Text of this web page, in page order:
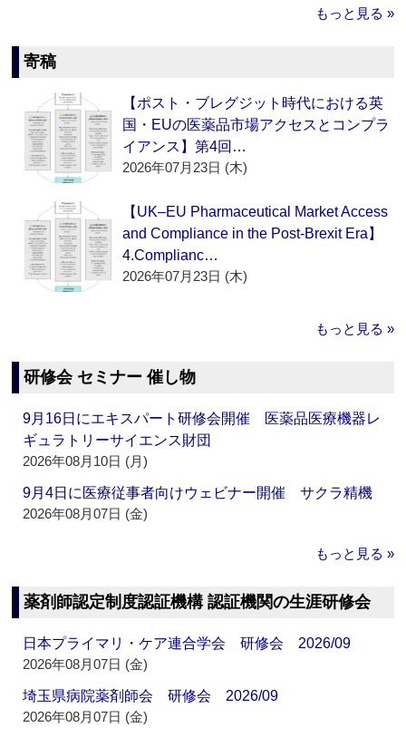
もっと見る »
寄稿
【ポスト・ブレグジット時代における英
国・EUの医薬品市場アクセスとコンプラ
イアンス】第4回…
2026年07月23日 (木)
【UK–EU Pharmaceutical Market Access
and Compliance in the Post-Brexit Era】
4.Complianc…
2026年07月23日 (木)
もっと見る »
研修会 セミナー 催し物
9月16日にエキスパート研修会開催 医薬品医療機器レ
ギュラトリーサイエンス財団
2026年08月10日 (月)
9月4日に医療従事者向けウェビナー開催 サクラ精機
2026年08月07日 (金)
もっと見る »
薬剤師認定制度認証機構 認証機関の生涯研修会
日本プライマリ・ケア連合学会 研修会 2026/09
2026年08月07日 (金)
埼玉県病院薬剤師会 研修会 2026/09
2026年08月07日 (金)